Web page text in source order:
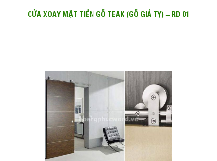
CỬA XOAY MẶT TIỀN GỖ TEAK (GỖ GIẢ TỴ) – RD 01